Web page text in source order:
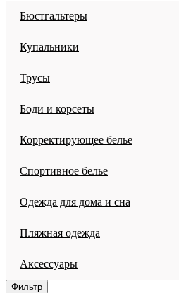
Бюстгальтеры
Купальники
Трусы
Боди и корсеты
Корректирующее белье
Спортивное белье
Одежда для дома и сна
Пляжная одежда
Аксессуары
Фильтр